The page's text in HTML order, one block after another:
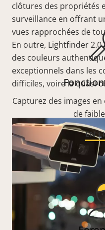
clôtures des propriétés
surveillance en offrant
vues rapprochées de
En outre, Lightfinder
des couleurs
exceptionnels dans les
difficiles, voire la quasi-
Capturez des images
de
EN